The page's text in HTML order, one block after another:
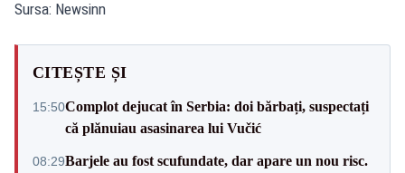
Sursa: Newsinn
CITEȘTE ȘI
15:50Complot dejucat în Serbia: doi bărbați, suspectați
că plănuiau asasinarea lui Vučić
08:29Barjele au fost scufundate, dar apare un nou risc.